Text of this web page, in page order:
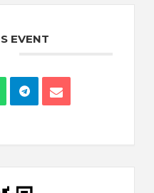
EVENT